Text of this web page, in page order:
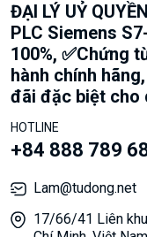
ĐẠI LÝ UỶ
PLC Siemens
100%, ✅Chứng
hành chính
đãi đặc biệt cho
HOTLINE
+84 888 789
Lam@tudong.net
17/66/41 Liên